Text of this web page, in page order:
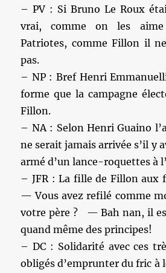
– PV : Si Bruno Le Roux
vrai, comme on les
Patriotes, comme Fillon il
pas.
– NP : Bref Henri
forme que la campagne
Fillon.
– NA : Selon Henri Guaino
ne serait jamais arrivée s’il y
armé d’un lance-roquettes à
– JFR : La fille de Fillon aux
— Vous avez refilé comme
votre père ? — Bah nan, il
quand même des principes!
– DC : Solidarité avec ces
obligés d’emprunter du fric à